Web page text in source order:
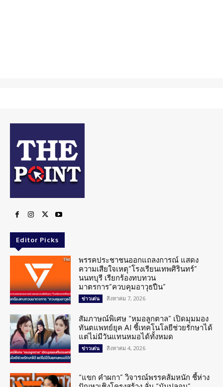
Editor Picks
พรรคประชาชนออกแถลงการณ์ แสดง
ความเสียใจเหตุ”โรงเรียนเทพศิรินทร์”
นนทบุรี เรียกร้องทบทวน
มาตรการ”ควบคุมอาวุธปืน”
ข่าวเด่น สิงหาคม 7, 2026
สัมภาษณ์พิเศษ “หมอลูกตาล” เปิดมุมมอง
ทันตแพทย์ยุค AI ชี้เทคโนโลยีช่วยรักษาได้
แต่ไม่มีวันแทนหมอได้ทั้งหมด
ข่าวเด่น สิงหาคม 4, 2026
“แขก คำผกา” วิจารณ์พรรคส้มหนัก ชี้ห่าง